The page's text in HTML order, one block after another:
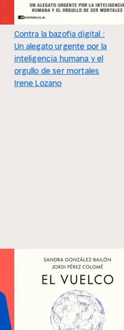
Contra la bazofia digital :
Un alegato urgente por la
inteligencia humana y el
orgullo de ser mortales
Irene Lozano